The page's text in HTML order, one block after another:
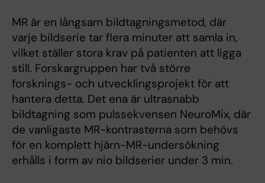
MR är en långsam bildtagningsmetod, där
varje bildserie tar flera minuter att samla in,
vilket ställer stora krav på patienten att ligga
still. Forskargruppen har två större
forsknings- och utvecklingsprojekt för att
hantera detta. Det ena är ultrasnabb
bildtagning som pulssekvensen NeuroMix, där
de vanligaste MR-kontrasterna som behövs
för en komplett hjärn-MR-undersökning
erhålls i form av nio bildserier under 3 min.